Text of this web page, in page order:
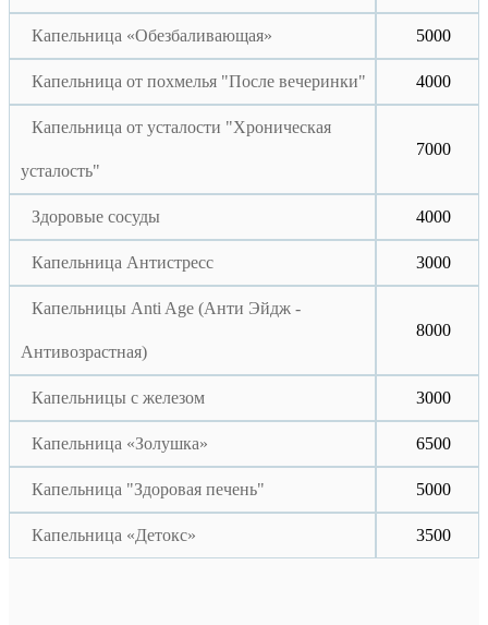
Капельница «Обезбаливающая» 5000
Капельница от похмелья "После вечеринки" 4000
Капельница от усталости "Хроническая
усталость"
7000
Здоровые сосуды 4000
Капельница Антистресс 3000
Капельницы Anti Age (Анти Эйдж -
Антивозрастная)
8000
Капельницы с железом 3000
Капельница «Золушка» 6500
Капельница "Здоровая печень" 5000
Капельница «Детокс» 3500